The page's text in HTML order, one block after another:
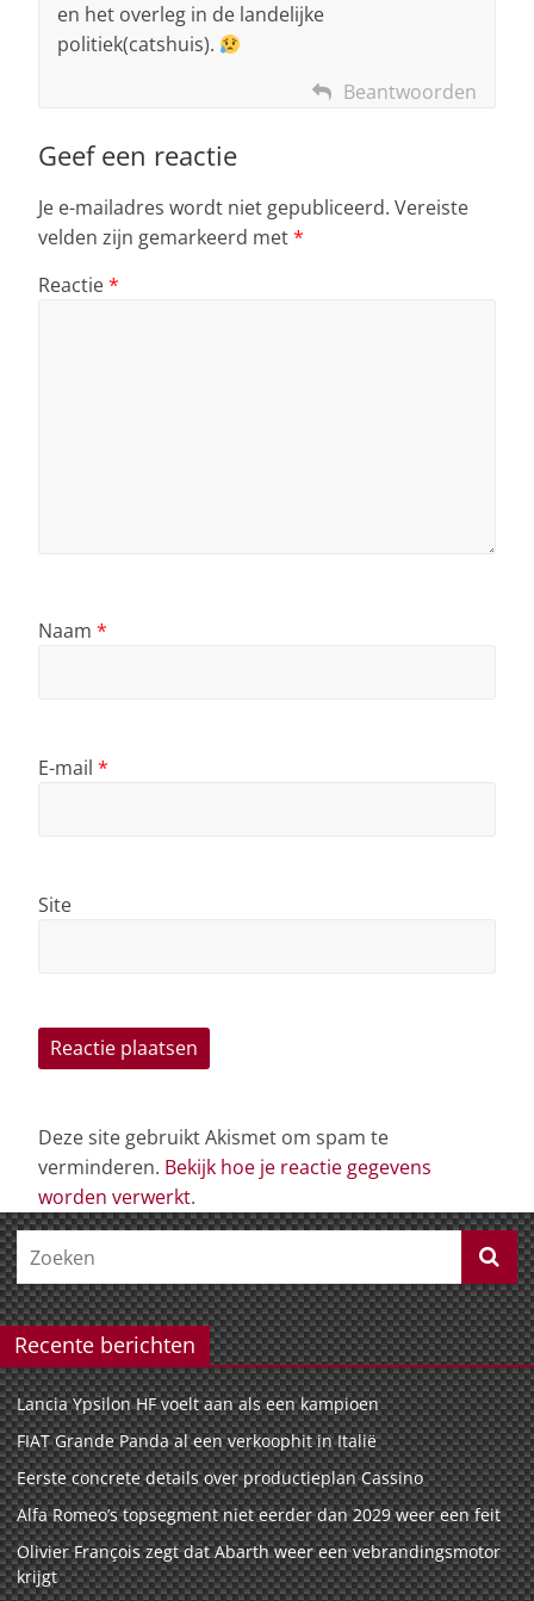
en het overleg in de landelijke
politiek(catshuis).
Beantwoorden
Geef een reactie
Je e-mailadres wordt niet gepubliceerd. Vereiste
velden zijn gemarkeerd met*
Reactie*
Naam *
E-mail *
Site
Deze site gebruikt Akismet om spam te
verminderen. Bekijk hoe je reactie gegevens
worden verwerkt.
Recente berichten
Lancia Ypsilon HF voelt aan als een kampioen
FIAT Grande Panda al een verkoophit in Italië
Eerste concrete details over productieplan Cassino
Alfa Romeo’s topsegment niet eerder dan 2029 weer een feit
Olivier François zegt dat Abarth weer een vebrandingsmotor
krijgt